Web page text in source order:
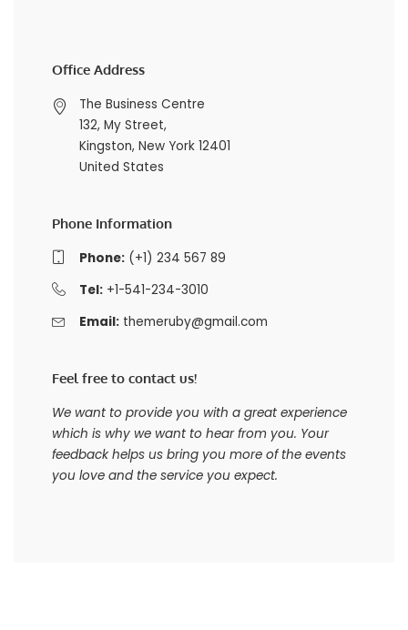
Office Address
The Business Centre
132, My Street,
Kingston, New York 12401
United States
Phone Information
Phone:(+1) 234 567 89
Tel:+1-541-234-3010
Email: themeruby@gmail.com
Feel free to contact us!
We want to provide you with a great experience
which is why we want to hear from you. Your
feedback helps us bring you more of the events
you love and the service you expect.